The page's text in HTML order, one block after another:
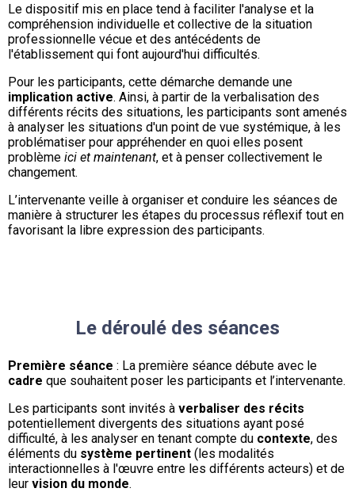
Le dispositif mis en place tend à faciliter l'analyse et la
compréhension individuelle et collective de la situation
professionnelle vécue et des antécédents de
l'établissement qui font aujourd'hui difficultés.
Pour les participants, cette démarche demande une
implication active. Ainsi, à partir de la verbalisation des
différents récits des situations, les participants sont amenés
à analyser les situations d'un point de vue systémique, à les
problématiser pour appréhender en quoi elles posent
problème ici et maintenant, et à penser collectivement le
changement.
L’intervenante veille à organiser et conduire les séances de
manière à structurer les étapes du processus réflexif tout en
favorisant la libre expression des participants.
Le déroulé des séances
Première séance : La première séance débute avec le
cadre que souhaitent poser les participants et l’intervenante.
Les participants sont invités à verbaliser des récits
potentiellement divergents des situations ayant posé
difficulté, à les analyser en tenant compte du contexte, des
éléments du système pertinent (les modalités
interactionnelles à l'œuvre entre les différents acteurs) et de
leur vision du monde.